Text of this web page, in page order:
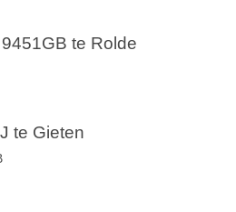
te Rolde
te Gieten